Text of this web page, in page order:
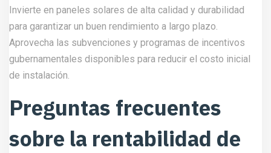
Invierte en paneles solares de alta calidad y durabilidad
para garantizar un buen rendimiento a largo plazo.
Aprovecha las subvenciones y programas de incentivos
gubernamentales disponibles para reducir el costo inicial
de instalación.
Preguntas frecuentes
sobre la rentabilidad de